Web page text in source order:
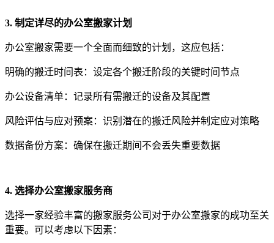
3. 制定详尽的办公室搬家计划
办公室搬家需要一个全面而细致的计划，这应包括：
明确的搬迁时间表：设定各个搬迁阶段的关键时间节点
办公设备清单：记录所有需搬迁的设备及其配置
风险评估与应对预案：识别潜在的搬迁风险并制定应对策略
数据备份方案：确保在搬迁期间不会丢失重要数据
4. 选择办公室搬家服务商
选择一家经验丰富的搬家服务公司对于办公室搬家的成功至关
重要。可以考虑以下因素：